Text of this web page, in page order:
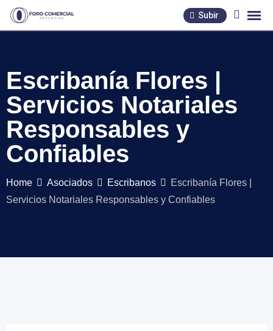
Skip
Subir
Escribanía Flores |
Servicios Notariales
Responsables y
Confiables
Home Asociados Escribanos
Escribanía Flores |
Servicios Notariales Responsables y Confiables